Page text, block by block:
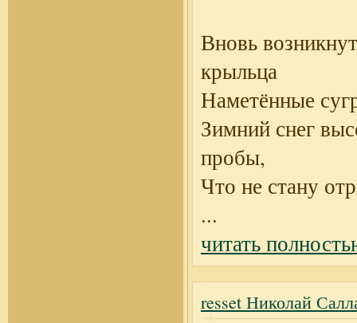
Вновь
крыльца
Наметённые
Зимний снег
пробы,
Что не стану
...
читать
resset Николай